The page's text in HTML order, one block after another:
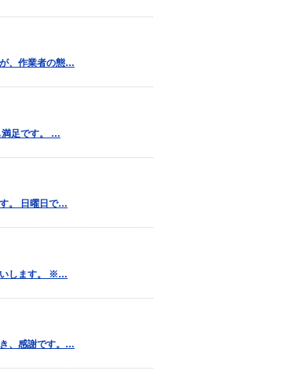
、作業者の態…
満足です。 …
。 日曜日で…
いします。 ※…
、感謝です。…